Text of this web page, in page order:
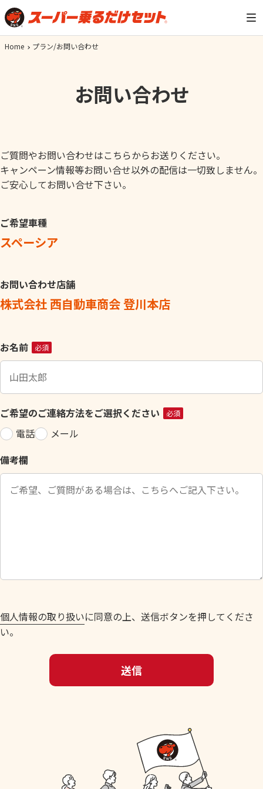
Home プラン/お問い合わせ
お問い合わせ
ご質問やお問い合わせはこちらからお送りください。
キャンペーン情報等お問い合せ以外の配信は一切致しません。
ご安心してお問い合せ下さい。
ご希望車種
スペーシア
お問い合わせ店舗
株式会社 西自動車商会 登川本店
こ
の
ィ
ー
ル
ド
空
の
だ
い
。
お名前 必須
ご希望のご連絡方法をご選択ください 必須
電話
メール
備考欄
個人情報の取り扱いに同意の上、送信ボタンを押してくださ
い。